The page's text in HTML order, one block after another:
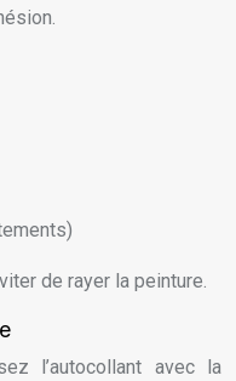
de rayer la peinture.
l’autocollant avec la